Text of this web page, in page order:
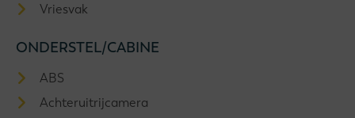
Vriesvak
ONDERSTEL/CABINE
ABS
Achteruitrijcamera